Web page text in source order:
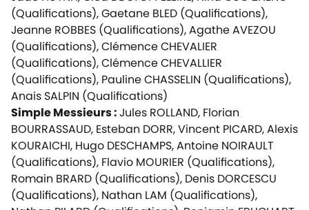
(Qualifications), Gaetane BLED (Qualifications),
Jeanne ROBBES (Qualifications), Agathe AVEZOU
(Qualifications), Clémence CHEVALIER
(Qualifications), Clémence CHEVALLIER
(Qualifications), Pauline CHASSELIN (Qualifications),
Anais SALPIN (Qualifications)
Simple Messieurs:Jules ROLLAND, Florian
BOURRASSAUD, Esteban DORR, Vincent PICARD, Alexis
KOURAICHI, Hugo DESCHAMPS, Antoine NOIRAULT
(Qualifications), Flavio MOURIER (Qualifications),
Romain BRARD (Qualifications), Denis DORCESCU
(Qualifications), Nathan LAM (Qualifications),